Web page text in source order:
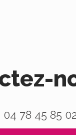
04 78 45 85